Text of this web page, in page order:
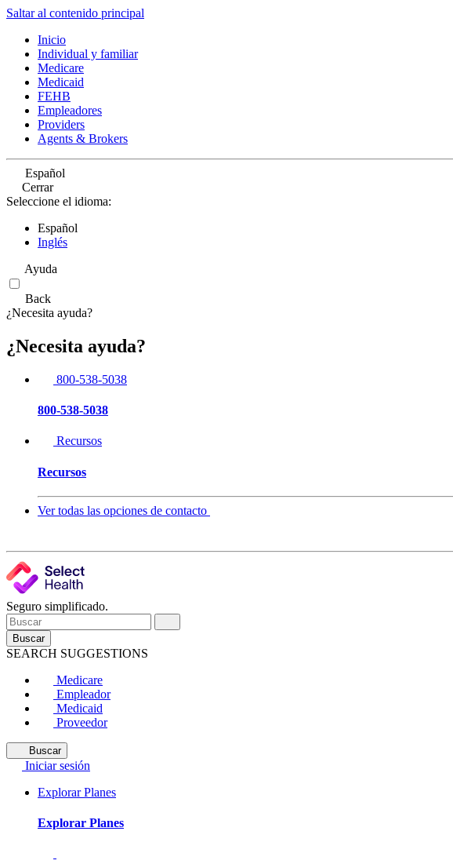
Saltar al contenido principal
Inicio
Individual y familiar
Medicare
Medicaid
FEHB
Empleadores
Providers
Agents & Brokers
Español
Cerrar
Seleccione el idioma:
Español
Inglés
Ayuda
Back
¿Necesita ayuda?
¿Necesita ayuda?
800-538-5038
800-538-5038
Recursos
Recursos
Ver todas las opciones de contacto
Seguro simplificado.
Buscar
SEARCH SUGGESTIONS
Medicare
Empleador
Medicaid
Proveedor
Buscar
Iniciar sesión
Explorar Planes
Explorar Planes